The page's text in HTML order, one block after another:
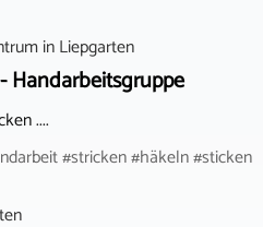
inLiepgarten
Handarbeitsgruppe
....
#stricken #häkeln #sticken